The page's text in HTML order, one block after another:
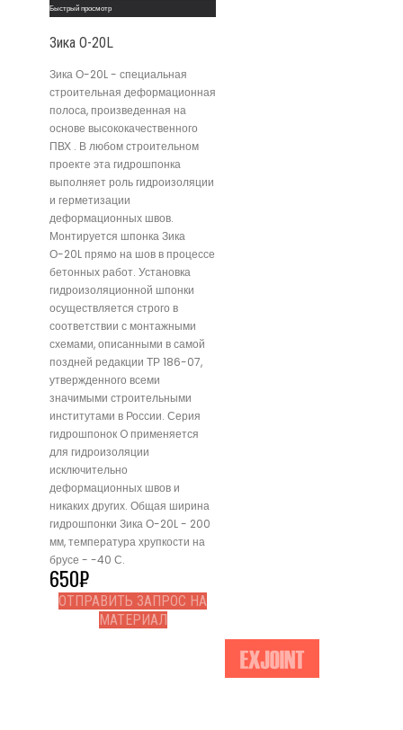
Быстрый просмотр
Зика О-20L
Зика О-20L - специальная
строительная деформационная
полоса, произведенная на
основе высококачественного
ПВХ . В любом строительном
проекте эта гидрошпонка
выполняет роль гидроизоляции
и герметизации
деформационных швов.
Монтируется шпонка Зика
О-20L прямо на шов в процессе
бетонных работ. Установка
гидроизоляционной шпонки
осуществляется строго в
соответствии с монтажными
схемами, описанными в самой
поздней редакции ТР 186-07,
утвержденного всеми
значимыми строительными
институтами в России. Серия
гидрошпонок O применяется
для гидроизоляции
исключительно
деформационных швов и
никаких других. Общая ширина
гидрошпонки Зика О-20L - 200
мм, температура хрупкости на
брусе - -40 С.
650₽
ОТПРАВИТЬ ЗАПРОС НА
МАТЕРИАЛ